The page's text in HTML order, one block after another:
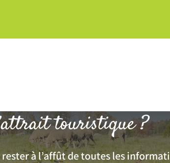
touristique ?
à l’affût de toutes les